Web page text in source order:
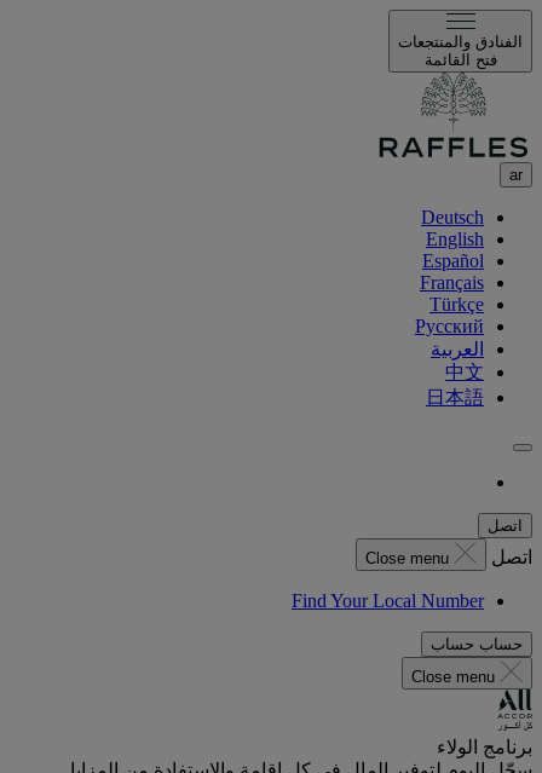
الفنادق والمنتجعات
فتح القائمة
ar
Deutsch
English
Español
Français
Türkçe
Русский
العربية
中文
日本語
اتصل
اتصل Close menu
Find Your Local Number
حساب حساب
Close menu
برنامج الولاء